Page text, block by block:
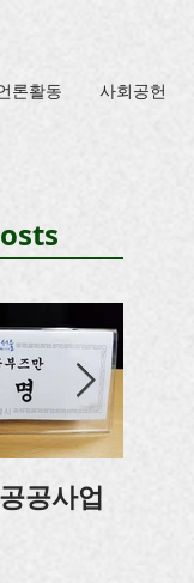
론활동 사회공헌
공사업